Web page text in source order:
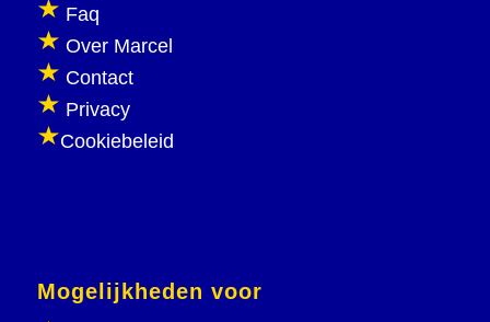
Faq
Over Marcel
Contact
Privacy
Cookiebeleid
Mogelijkheden voor